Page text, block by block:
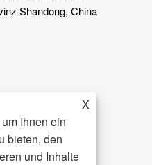
Shandong, China
X
Ihnen ein
bieten, den
und Inhalte